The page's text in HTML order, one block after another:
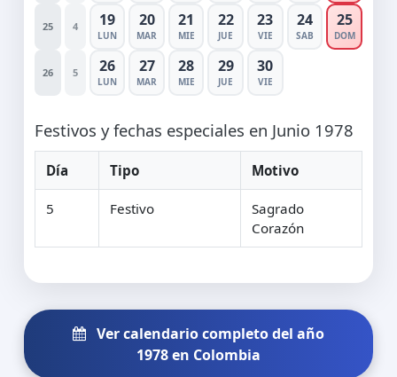
25 4 19
LUN
20
MAR
21
MIE
22
JUE
23
VIE
24
SAB
25
DOM
26 5 26
LUN
27
MAR
28
MIE
29
JUE
30
VIE
Festivos y fechas especiales en Junio 1978
Día Tipo Motivo
5 Festivo
Sagrado
Corazón
Ver calendario completo del año
1978 en Colombia